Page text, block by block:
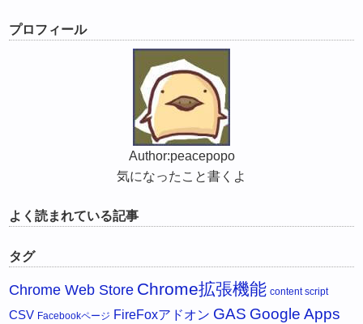
プロフィール
Author:peacepopo
気になったこと書くよ
よく読まれている記事
タグ
Chrome Web Store Chrome拡張機能 content script
CSV Facebookページ FireFoxアドオン GAS Google Apps